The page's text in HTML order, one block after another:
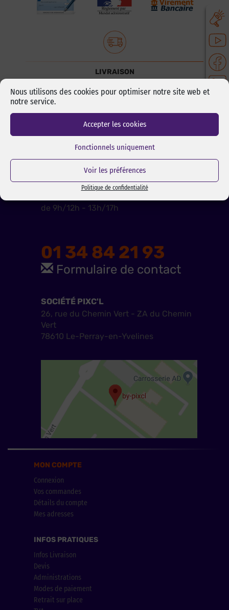
Nous utilisons des cookies pour optimiser notre site web et
notre service.
Accepter les cookies
Fonctionnels uniquement
Voir les préférences
Politique de confidentialité
LIVRAISON
CONTACTEZ-NOUS :
de 9h/12h - 13h/17h
01 34 84 21 93
Formulaire de contact
SOCIÉTÉ PIXC'L
26, rue du Chemin Vert - ZA du Chemin
Vert
78610 Le-Perray-en-Yvelines
MON COMPTE
Connexion
Vos commandes
Détails du compte
Mes adresses
INFOS PRATIQUES
Infos Livraison
Devis
Administrations
Modes de paiement
Retrait sur place